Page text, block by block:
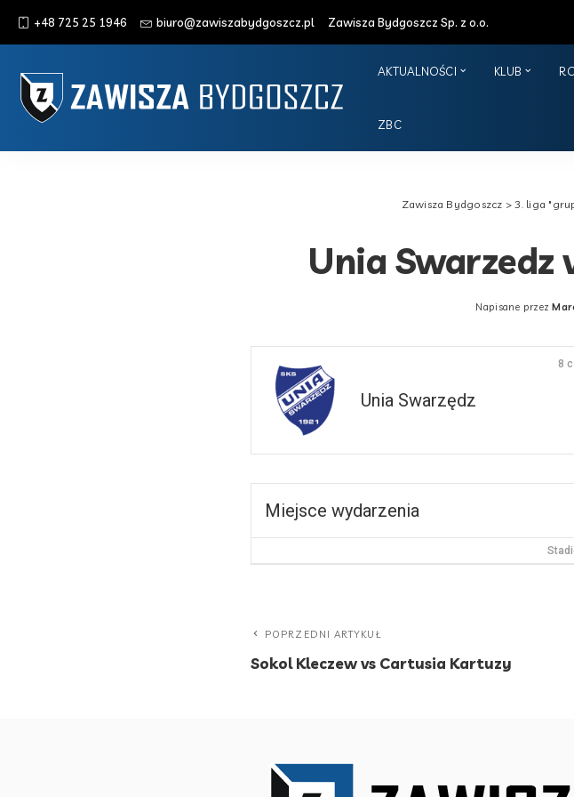
+48 725 25 1946 biuro@zawiszabydgoszcz.pl Zawisza Bydgoszcz Sp. z o.o.
AKTUALNOŚCI KLUB
ZBC
Zawisza Bydgoszcz >3. liga
Unia Swarzedz
Posted
Napisane przez
Unia Swarzędz
8
Miejsce wydarzenia
POPRZEDNI ARTYKUŁ
Sokol Kleczew vs Cartusia Kartuzy